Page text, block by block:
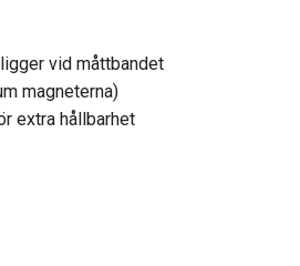
vid måttbandet
magneterna)
extra hållbarhet